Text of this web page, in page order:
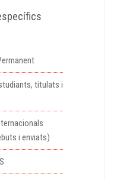
titulats i
i enviats)